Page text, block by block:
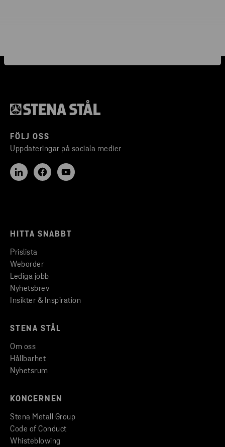
FÖLJ OSS
Uppdateringar på sociala medier
HITTA SNABBT
Prislista
Weborder
Lediga jobb
Nyhetsbrev
Insikter & Inspiration
STENA STÅL
Om oss
Hållbarhet
Nyhetsrum
KONCERNEN
Stena Metall Group
Code of Conduct
Whisteblowing